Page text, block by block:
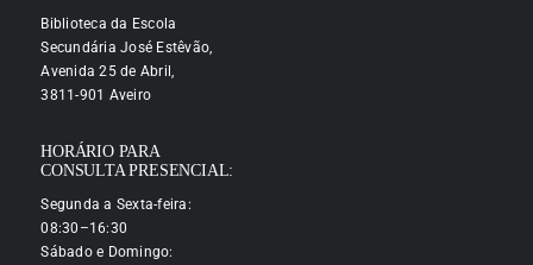
Biblioteca da Escola
Secundária José Estêvão,
Avenida 25 de Abril,
3811-901 Aveiro
HORÁRIO PARA
CONSULTA PRESENCIAL:
Segunda a Sexta-feira:
08:30–16:30
Sábado e Domingo: